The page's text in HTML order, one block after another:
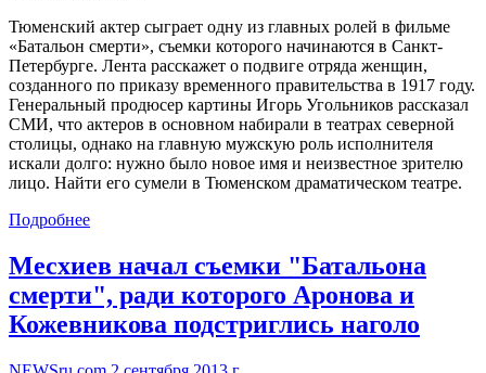
Тюменский актер сыграет одну из главных ролей в фильме
«Батальон смерти», съемки которого начинаются в Санкт-
Петербурге. Лента расскажет о подвиге отряда женщин,
созданного по приказу временного правительства в 1917 году.
Генеральный продюсер картины Игорь Угольников рассказал
СМИ, что актеров в основном набирали в театрах северной
столицы, однако на главную мужскую роль исполнителя
искали долго: нужно было новое имя и неизвестное зрителю
лицо. Найти его сумели в Тюменском драматическом театре.
Подробнее
Месхиев начал съемки "Батальона
смерти", ради которого Аронова и
Кожевникова подстриглись наголо